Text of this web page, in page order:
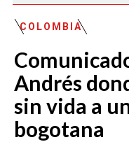
COLOMBIA
Andrés
sin vida a
bogotana